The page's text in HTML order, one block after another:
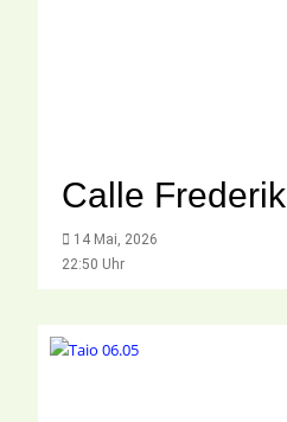
Calle Frederik
14 Mai, 2026
22:50 Uhr